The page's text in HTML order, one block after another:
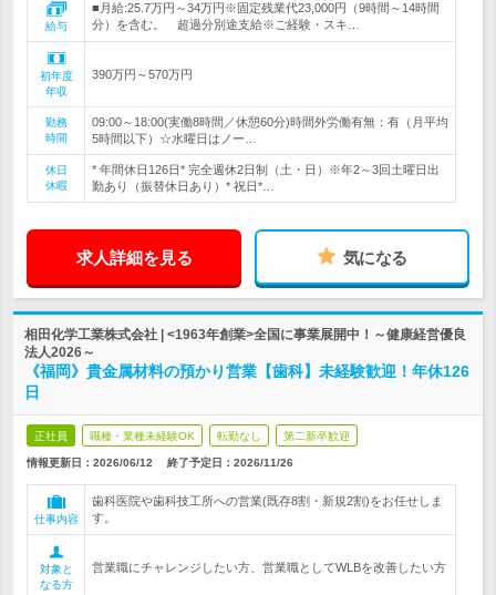
給与
■月給:25.7万円～34万円※固定残業代23,000円（9時間～14時間
分）を含む。 超過分別途支給※ご経験・スキ…
初年度
年収
390万円～570万円
勤務
時間
09:00～18:00(実働8時間／休憩60分)時間外労働有無：有（月平均
5時間以下）☆水曜日はノー…
休日
休暇
* 年間休日126日* 完全週休2日制（土・日）※年2～3回土曜日出
勤あり（振替休日あり）* 祝日*…
求人詳細を見る 気になる
相田化学工業株式会社 | <1963年創業>全国に事業展開中！～健康経営優良
法人2026～
《福岡》貴金属材料の預かり営業【歯科】未経験歓迎！年休126
日
正社員 職種・業種未経験OK 転勤なし 第二新卒歓迎
情報更新日：2026/06/12 終了予定日： 2026/11/26
仕事内容
歯科医院や歯科技工所への営業(既存8割・新規2割)をお任せしま
す。
対象と
なる方
営業職にチャレンジしたい方、営業職としてWLBを改善したい方